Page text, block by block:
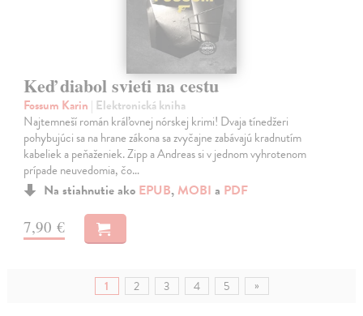
Keď diabol svieti na cestu
Fossum Karin | Elektronická kniha
Najtemneší román kráľovnej nórskej krimi! Dvaja tínedžeri
pohybujúci sa na hrane zákona sa zvyčajne zabávajú kradnutím
kabeliek a peňaženiek. Zipp a Andreas si v jednom vyhrotenom
prípade neuvedomia, čo…
Na stiahnutie ako EPUB, MOBI a PDF
7,90 €
1 2 3 4 5 »